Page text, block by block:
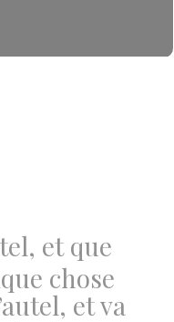
et que
chose
et va